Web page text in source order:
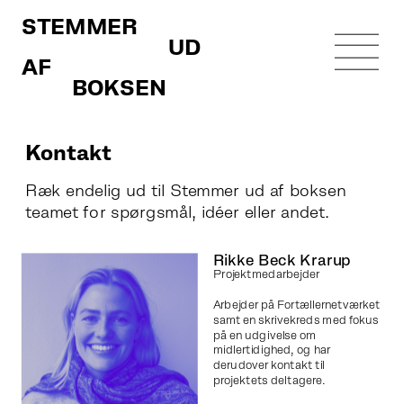
STEMMER
                             UD
AF
          BOKSEN
Kontakt
Ræk endelig ud til Stemmer ud af boksen
teamet for spørgsmål, idéer eller andet.
Rikke Beck Krarup
Projektmedarbejder
Arbejder på Fortællernetværket
samt en skrivekreds med fokus
på en udgivelse om
midlertidighed, og har
derudover kontakt til
projektets deltagere.